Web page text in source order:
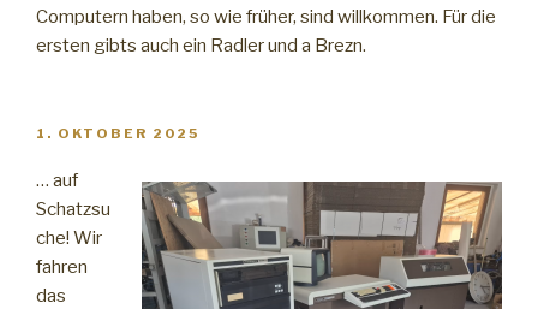
Computern haben, so wie früher, sind willkommen. Für die
ersten gibts auch ein Radler und a Brezn.
VERÖFFENTLICHT
1. OKTOBER 2025
… auf
Schatzsu
che! Wir
fahren
das